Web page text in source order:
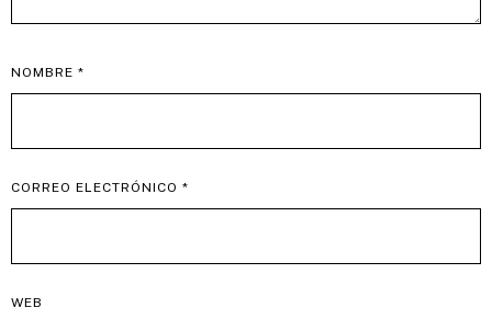
NOMBRE *
CORREO ELECTRÓNICO *
WEB